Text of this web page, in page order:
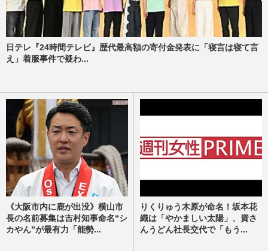
日テレ『24時間テレビ』歴代最高額の寄付金発表に「寝言は寝て言
え」着服事件で疑わ...
《大阪市内に鹿が出没》横山市
長の名前募集は吉村知事命名“シ
カやん”が最有力「能勢...
りくりゅう木原が命名！坂本花
織は「やかましい太陽」、資さ
んうどん社長交代で「もう...